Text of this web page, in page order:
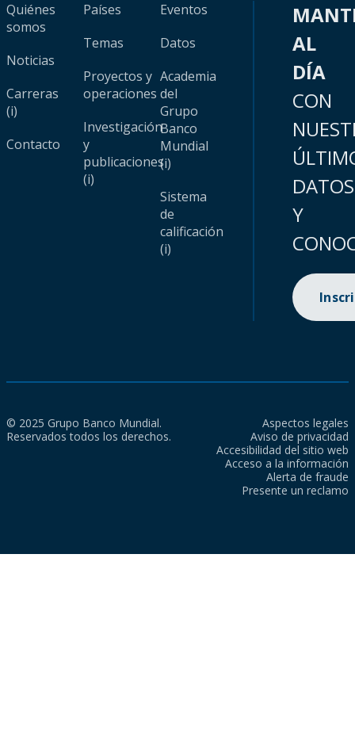
Quiénes
somos
Noticias
Carreras
(i)
Contacto
Países
Temas
Proyectos y
operaciones
Investigación
y
publicaciones
(i)
Eventos
Datos
Academia
del
Grupo
Banco
Mundial
(i)
Sistema
de
calificación
(i)
AL
DÍA
CON
DATOS
Y
© 2025 Grupo Banco Mundial.
Reservados todos los derechos.
Aspectos legales
Aviso de privacidad
Accesibilidad del sitio web
Acceso a la información
Alerta de fraude
Presente un reclamo